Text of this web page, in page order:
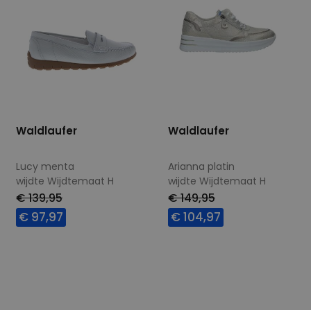
Waldlaufer
Lucy menta
wijdte Wijdtemaat H
€ 139,95
€ 97,97
Waldlaufer
Arianna platin
wijdte Wijdtemaat H
€ 149,95
€ 104,97